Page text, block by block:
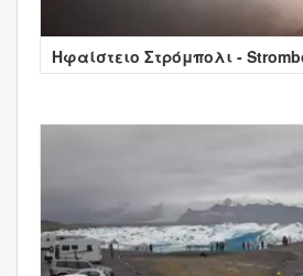
Ηφαίστειο Στρόμπολι -